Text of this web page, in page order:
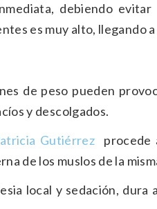
debiendo
es muy alto, llegando
de peso pueden
y descolgados.
Gutiérrez
procede
de los muslos de la
local y sedación,